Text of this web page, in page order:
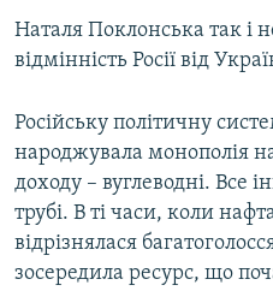
Наталя Поклонська так і
відмінність Росії від
Російську політичну
народжувала монополія
доходу – вуглеводні. Все
трубі. В ті часи, коли
відрізнялася
зосередила ресурс, що